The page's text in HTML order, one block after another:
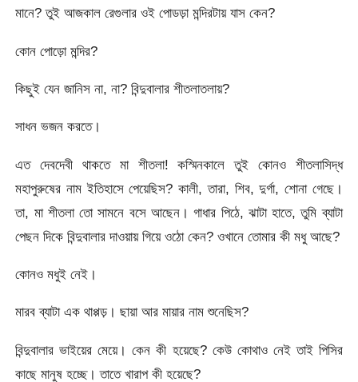
মানে? তুই আজকাল রেগুলার ওই পোডড়া মন্দিরটায় যাস কেন?
কোন পোড়ো মন্দির?
কিছুই যেন জানিস না, না? বিন্দুবালার শীতলাতলায়?
সাধন ভজন করতে।
এত দেবদেবী থাকতে মা শীতলা! কস্মিনকালে তুই কোনও শীতলাসিদ্ধ
মহাপুরুষের নাম ইতিহাসে পেয়েছিস? কালী, তারা, শিব, দুর্গা, শোনা গেছে।
তা, মা শীতলা তো সামনে বসে আছেন। গাধার পিঠে, ঝাটা হাতে, তুমি ব্যাটা
পেছন দিকে বিন্দুবালার দাওয়ায় গিয়ে ওঠো কেন? ওখানে তোমার কী মধু আছে?
কোনও মধুই নেই।
মারব ব্যাটা এক থাপ্পড়। ছায়া আর মায়ার নাম শুনেছিস?
বিন্দুবালার ভাইয়ের মেয়ে। কেন কী হয়েছে? কেউ কোথাও নেই তাই পিসির
কাছে মানুষ হচ্ছে। তাতে খারাপ কী হয়েছে?